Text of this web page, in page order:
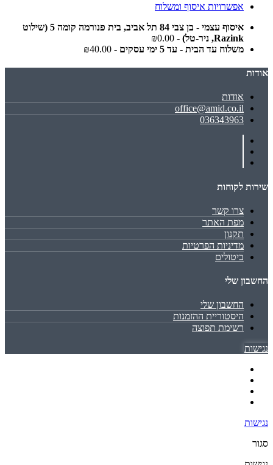
אפשרויות איסוף ומשלוח
איסוף עצמי - בן צבי 84 תל אביב, בית פנורמה קומה 5 (שילוט
Razink, ניר-טל)
- ₪0.00
משלוח עד הבית - עד 5 ימי עסקים
- ₪40.00
אודות
אודות
office@amid.co.il
036343963
שירות לקוחות
צרו קשר
מפת האתר
תקנון
מדיניות הפרטיות
ביטולים
החשבון שלי
החשבון שלי
היסטוריית ההזמנות
רשימת תפוצה
נגישות
נגישות
סגור